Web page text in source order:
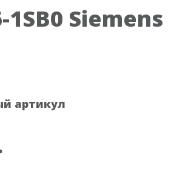
1SB0 Siemens
артикул